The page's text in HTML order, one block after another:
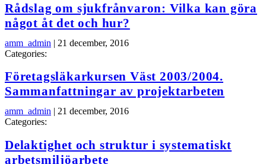
Rådslag om sjukfrånvaron: Vilka kan göra
något åt det och hur?
amm_admin | 21 december, 2016
Categories:
Företagsläkarkursen Väst 2003/2004.
Sammanfattningar av projektarbeten
amm_admin | 21 december, 2016
Categories:
Delaktighet och struktur i systematiskt
arbetsmiljöarbete